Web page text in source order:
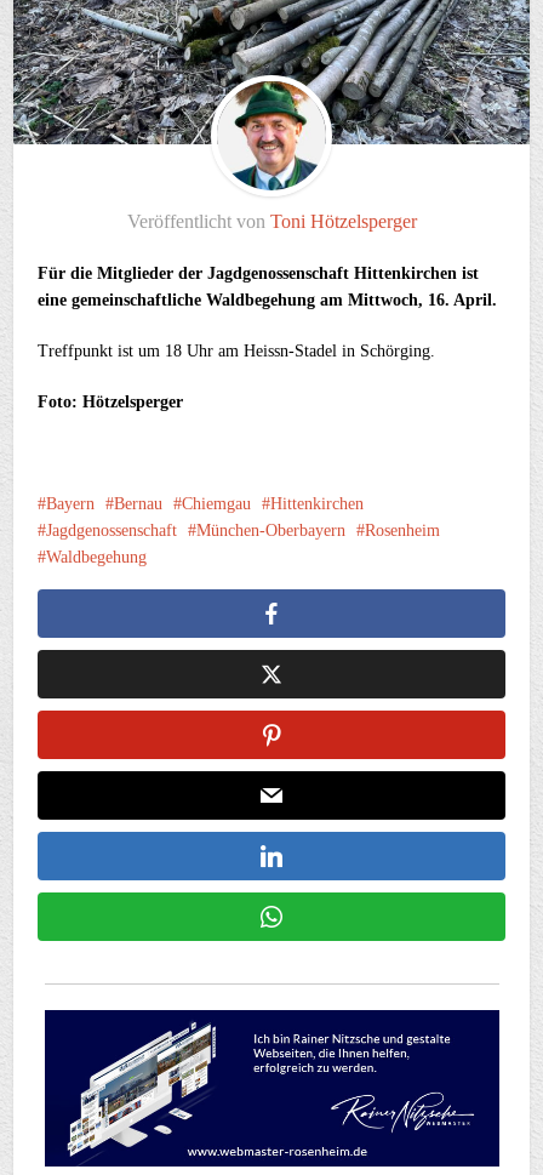
Veröffentlicht von Toni Hötzelsperger
Für die Mitglieder der Jagdgenossenschaft Hittenkirchen ist
eine gemeinschaftliche Waldbegehung am Mittwoch, 16. April.
Treffpunkt ist um 18 Uhr am Heissn-Stadel in Schörging.
Foto: Hötzelsperger
Bayern Bernau Chiemgau
Hittenkirchen
Jagdgenossenschaft
München-Oberbayern
Rosenheim
Waldbegehung